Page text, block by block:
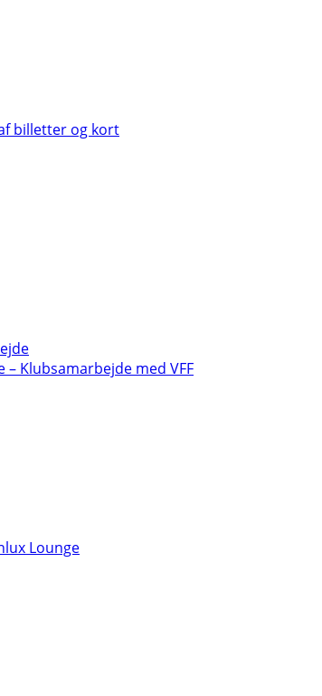
billetter og kort
– Klubsamarbejde med VFF
Lounge